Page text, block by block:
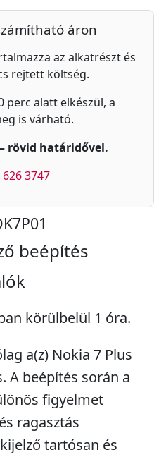
áron
az alkatrészt és
rejtett költség.
perc alatt elkészül, a
is várható.
rövid határidővel.
3747
beépítés
körülbelül 1 óra.
a(z) Nokia 7 Plus
A beépítés során a
figyelmet
ragasztás
tartósan és